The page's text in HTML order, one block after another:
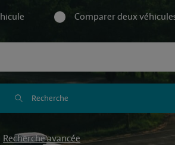
Comparer deux
Recherche
Recherche avancée